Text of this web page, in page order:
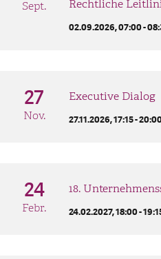
17 18 19 20
Sept.
Rechtliche
02.09.2026, 07:00 -
27
Nov.
Executive Dialog
27.11.2026, 17:15 -
24
Febr.
18.
24.02.2027, 18:00 -